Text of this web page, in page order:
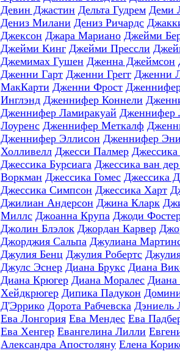
Девин Джастин Дельта Гудрем Деми
Дениз Милани Дениз Ричардс
Джексон Джара Мариано Джейми
Джейми Кинг Джейми Прессли
Джемимах Гушен Дженна Джеймсон
Дженни Гарт Дженни Грегг Дженни
МакКарти Дженни Фрост
Инглэнд Дженнифер Коннели
Дженнифер Ламиракуай Дженнифер
Лоуренс Дженнифер Меткалф
Дженнифер Эллисон Дженнифер
Холливелл Джесси Палмер
Джессика Бурсиага Джессика ван
Воркман Джессика Гомес Джессика
Джессика Симпсон Джессика Харт
Джилиан Андерсон Джина Кларк
Миллс Джоанна Крупа Джоди
Джолин Блэлок Джордан Карвер
Джорджия Сальпа Джулиана
Джулия Бенц Джулия Робертс
Джулс Эснер Диана Брукс Диана
Диана Крюгер Диана Моралес Диана
Хейдкрюгер Дипика Падукон
Д'Эррико Дорота Рабчевска Дэниель
Ева Лонгория Ева Мендес Ева
Ева Хенгер Евангелина Лилли
Александра Апостоляну Елена